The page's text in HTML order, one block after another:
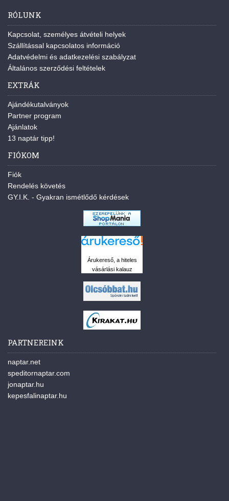
RÓLUNK
Kapcsolat, személyes átvételi helyek
Szállítással kapcsolatos információ
Adatvédelmi és adatkezelési szabályzat
Általános szerződési feltételek
EXTRÁK
Ajándékutalványok
Partner program
Ajánlatok
13 naptár tipp!
FIÓKOM
Fiók
Rendelés követés
GY.I.K. - Gyakran ismétlődő kérdések
Árukereső, a hiteles
vásárlási kalauz
PARTNEREINK
naptar.net
speditornaptar.com
jonaptar.hu
kepesfalinaptar.hu